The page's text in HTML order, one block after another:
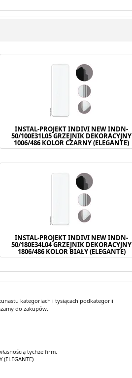
INSTAL-PROJEKT INDIVI NEW INDN-
50/100E31L05 GRZEJNIK DEKORACYJNY
1006/486 KOLOR CZARNY (ELEGANTE)
INSTAL-PROJEKT INDIVI NEW INDN-
50/180E34L04 GRZEJNIK DEKORACYJNY
1806/486 KOLOR BIAŁY (ELEGANTE)
kategoriach i tysiącach podkategorii
do zakupów.
tychże firm.